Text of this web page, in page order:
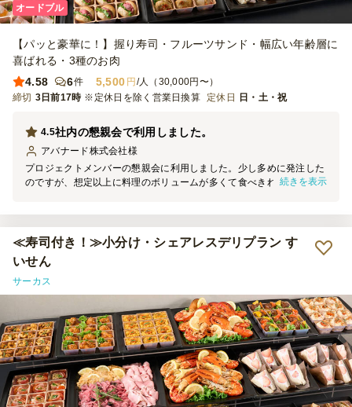
オードブル
【パッと豪華に！】握り寿司・フルーツサンド・幅広い年齢層に
喜ばれる・3種のお肉
4.58
6件 5,500 円/人（30,000円〜）
締切 3日前17時 ※定休日を除く営業日換算 定休日 日・土・祝
社内の懇親会で利用しました。
4.5
アバナード株式会社様
プロジェクトメンバーの懇親会に利用しました。少し多めに発注した
のですが、想定以上に料理のボリュームが多くて食べきれない量でし
続きを表示
≪寿司付き！≫小分け・シェアレスデリプラン す
いせん
サーカス